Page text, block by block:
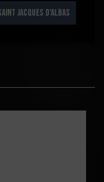
JACQUES D'ALBAS